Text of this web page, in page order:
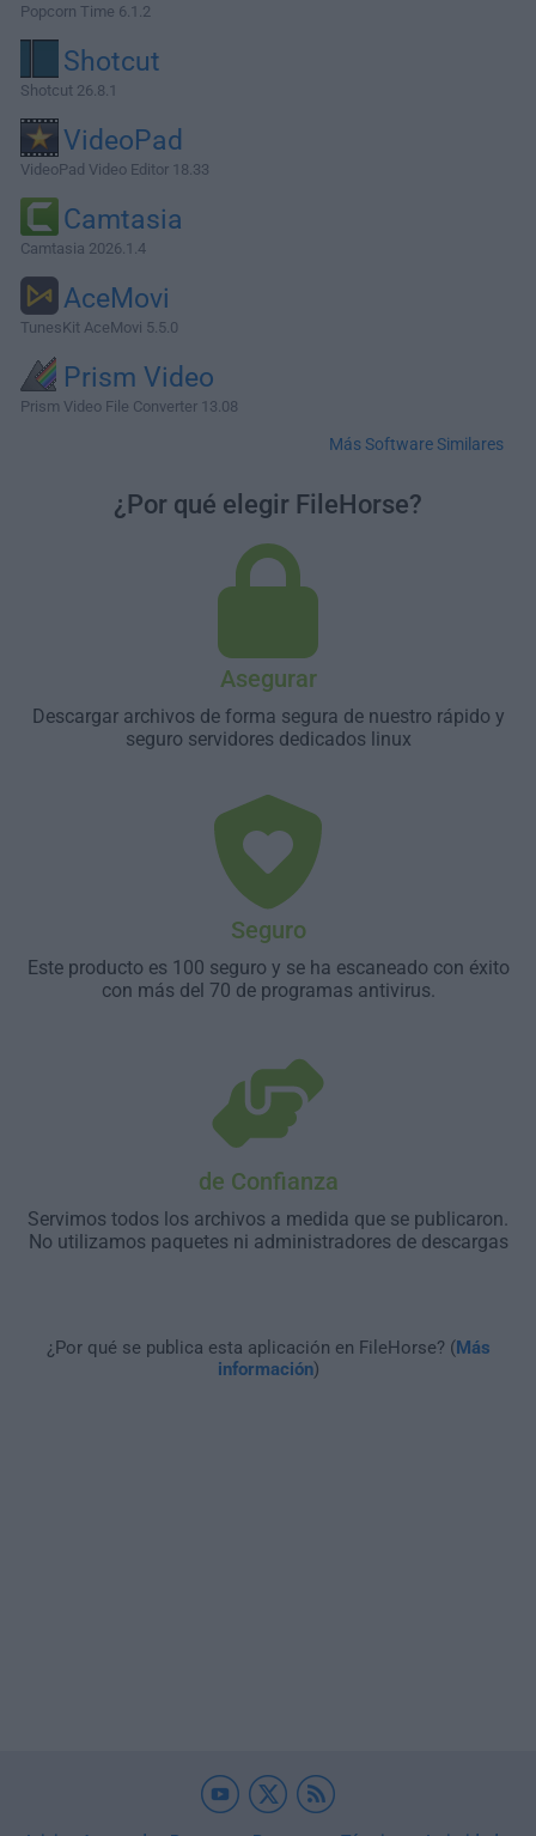
Popcorn Time 6.1.2
Shotcut
Shotcut 26.8.1
VideoPad
VideoPad Video Editor 18.33
Camtasia
Camtasia 2026.1.4
AceMovi
TunesKit AceMovi 5.5.0
Prism Video
Prism Video File Converter 13.08
Más Software Similares
¿Por qué elegir FileHorse?
Asegurar
Descargar archivos de forma segura de nuestro rápido y
seguro servidores dedicados linux
Seguro
Este producto es 100 seguro y se ha escaneado con éxito
con más del 70 de programas antivirus.
de Confianza
Servimos todos los archivos a medida que se publicaron.
No utilizamos paquetes ni administradores de descargas
¿Por qué se publica esta aplicación en FileHorse? (Más
información)